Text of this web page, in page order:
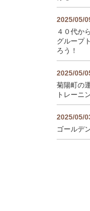
2025/05/
４０代か
グループ
ろう！
2025/05/
菊陽町の
トレーニ
2025/05/
ゴールデ